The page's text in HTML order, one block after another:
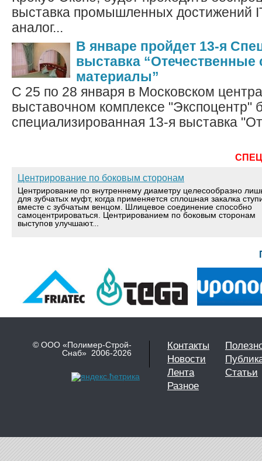
выставка промышленных достижений
аналог...
В январе пройдет 13-я
выставка “Отечественные
материалы”
С 25 по 28 января в Московском
выставочном комплексе "Экспоцентр"
специализированная 13-я выставка
Центрирование по боковым сторонам
Центрирование по внутреннему диаметру целесообразно
для зубчатых муфт, когда применяется сплошная закалка
вместе с зубчатым венцом. Шлицевое соединение способно
самоцентрироваться. Центрированием по боковым сторонам
выступов улучшают...
© ООО «Полимер-Строй-
Снаб» 2006-2026
Контакты
Новости
Лента
Статьи
Разное